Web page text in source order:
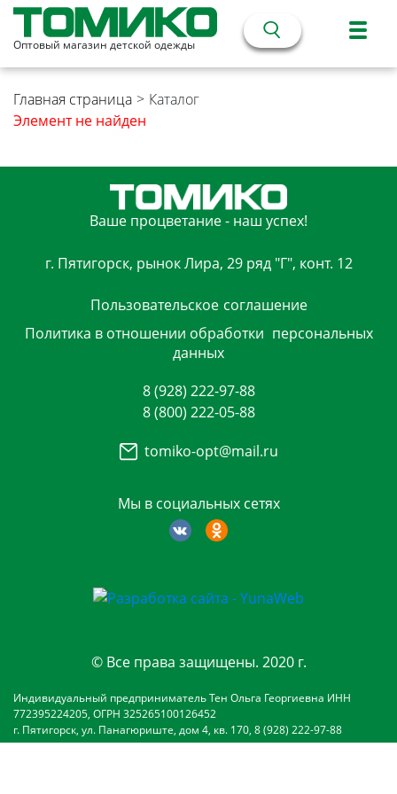
Оптовый магазин детской одежды
Главная страница > Каталог
Элемент не найден
Ваше процветание - наш успех!
г. Пятигорск, рынок Лира, 29 ряд "Г", конт. 12
Пользовательское соглашение
Политика в отношении обработки персональных
данных
Мы в социальных сетях
8 (928) 222-97-88
8 (800) 222-05-88
tomiko-opt@mail.ru
© Все права защищены. 2020 г.
Индивидуальный предприниматель Тен Ольга Георгиевна ИНН
772395224205, ОГРН 325265100126452
г. Пятигорск, ул. Панагюриште, дом 4, кв. 170, 8 (928) 222-97-88